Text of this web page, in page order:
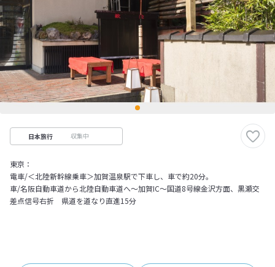
日本旅行 収集中
東京：
電車/＜北陸新幹線乗車＞加賀温泉駅で下車し、車で約20分。
車/名阪自動車道から北陸自動車道へ～加賀IC～国道8号線金沢方面、黒瀬交
差点信号右折 県道を道なり直進15分